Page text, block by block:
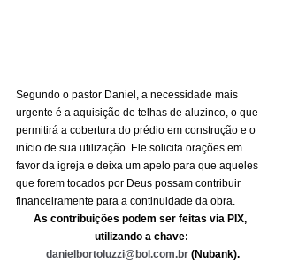
Segundo o pastor Daniel, a necessidade mais
urgente é a aquisição de telhas de aluzinco, o que
permitirá a cobertura do prédio em construção e o
início de sua utilização. Ele solicita orações em
favor da igreja e deixa um apelo para que aqueles
que forem tocados por Deus possam contribuir
financeiramente para a continuidade da obra.
As contribuições podem ser feitas via PIX,
utilizando a chave:
danielbortoluzzi@bol.com.br (Nubank).